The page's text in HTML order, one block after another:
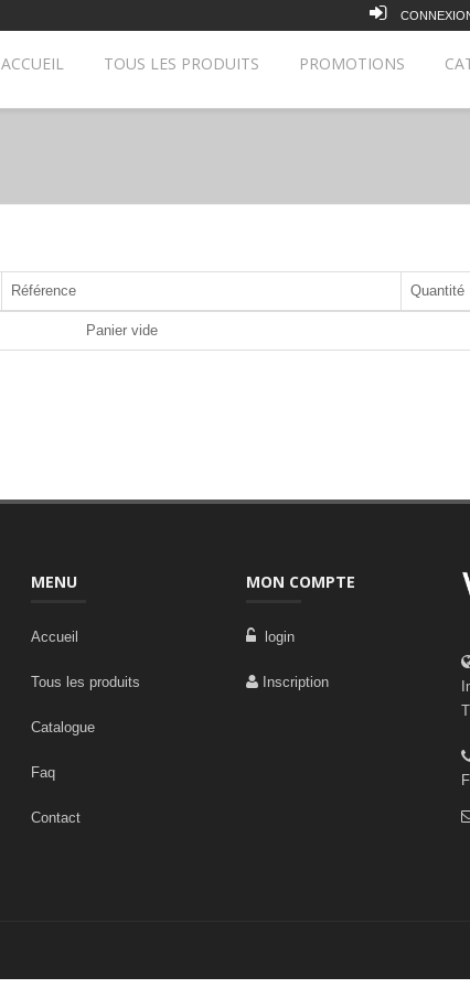
ACCUEIL TOUS LES PRODUITS PROMOTIONS
Référence Quantité
Panier vide
MENU
Accueil
Tous les produits
Catalogue
Faq
Contact
MON COMPTE
login
Inscription